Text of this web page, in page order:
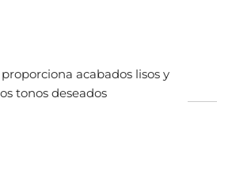
acabados lisos y
tonos deseados